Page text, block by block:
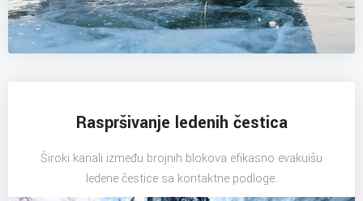
Raspršivanje ledenih čestica
Široki kanali između brojnih blokova efikasno evakuišu
ledene čestice sa kontaktne podloge.